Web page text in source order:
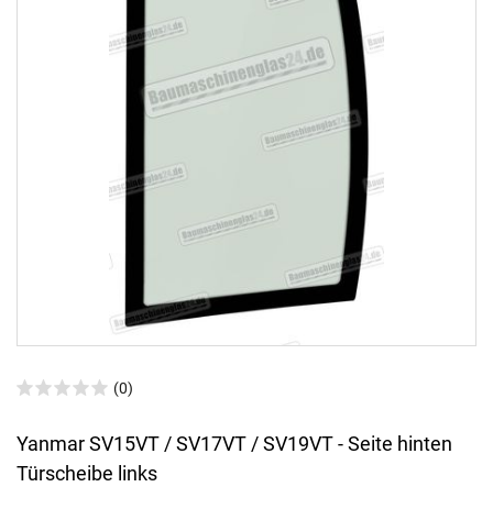
(0)
Yanmar SV15VT / SV17VT / SV19VT - Seite hinten
Türscheibe links